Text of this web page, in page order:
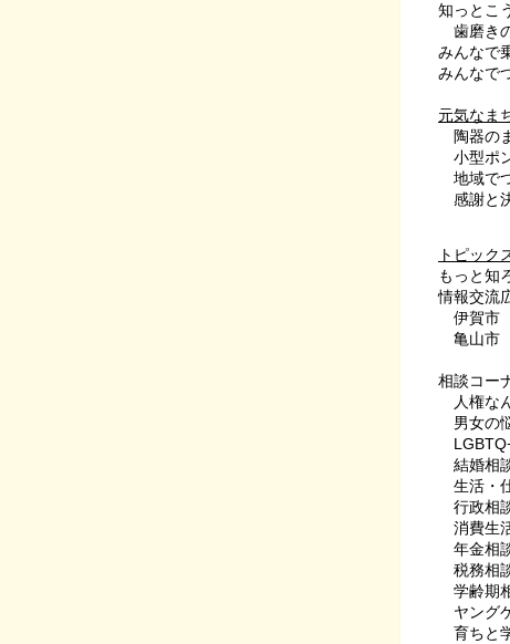
知っとこ
歯磨き
みんなで
みんなで
元気なま
陶器の
小型ポ
地域で
感謝と
トピック
もっと知
情報交流
伊賀市
亀山市
相談コー
人権な
男女の
結婚相
生活・
行政相
消費生
年金相
税務相
学齢期
ヤング
育ちと